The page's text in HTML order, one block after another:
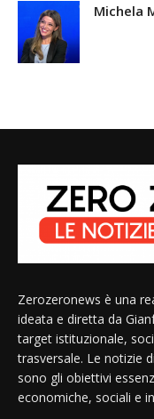
Michela
Zerozeronews è una
ideata e diretta da
target istituzionale,
trasversale. Le notizie
sono gli obiettivi
economiche, sociali e